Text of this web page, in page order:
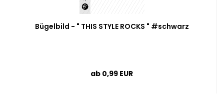
Bügelbild - " THIS STYLE ROCKS " #schwarz
ab 0,99 EUR